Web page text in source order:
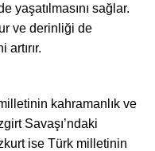
yaşatılmasını sağlar.
ve derinliği de
kahramanlık ve
Savaşı’ndaki
ise Türk milletinin